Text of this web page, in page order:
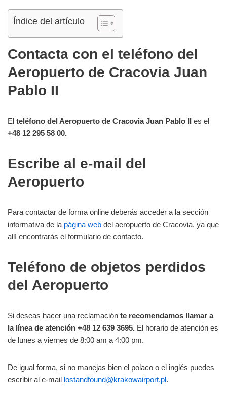
Índice del artículo
Contacta con el teléfono del
Aeropuerto de Cracovia Juan
Pablo II
El teléfono del Aeropuerto de Cracovia Juan Pablo II es el
+48 12 295 58 00.
Escribe al e-mail del
Aeropuerto
Para contactar de forma online deberás acceder a la sección
informativa de la página web del aeropuerto de Cracovia, ya que
allí encontrarás el formulario de contacto.
Teléfono de objetos perdidos
del Aeropuerto
Si deseas hacer una reclamación te recomendamos llamar a
la línea de atención +48 12 639 3695. El horario de atención es
de lunes a viernes de 8:00 am a 4:00 pm.
De igual forma, si no manejas bien el polaco o el inglés puedes
escribir al e-mail lostandfound@krakowairport.pl.